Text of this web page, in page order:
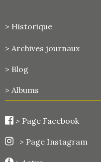
> Historique
> Archives journaux
> Blog
> Albums
> Page Facebook
> Page Instagram